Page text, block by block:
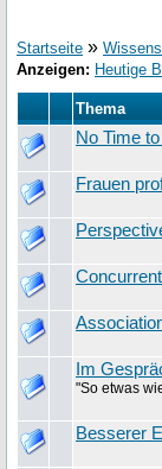
Startseite »
Anzeigen: Heutige
Thema
No Time
Frauen
Im
"So etwas
Besserer